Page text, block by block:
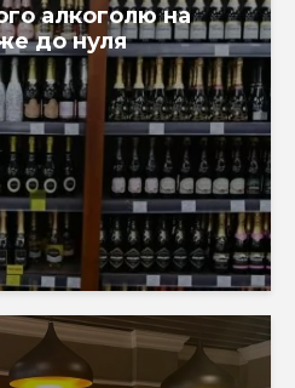
алкоголю на
до нуля